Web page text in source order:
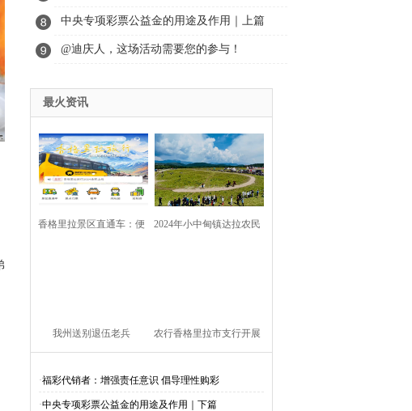
中央专项彩票公益金的用途及作用｜上篇
@迪庆人，这场活动需要您的参与！
最火资讯
香格里拉景区直通车：便 2024年小中甸镇达拉农民
我州送别退伍老兵​ 农行香格里拉市支行开展
·福彩代销者：增强责任意识 倡导理性购彩
·中央专项彩票公益金的用途及作用｜下篇